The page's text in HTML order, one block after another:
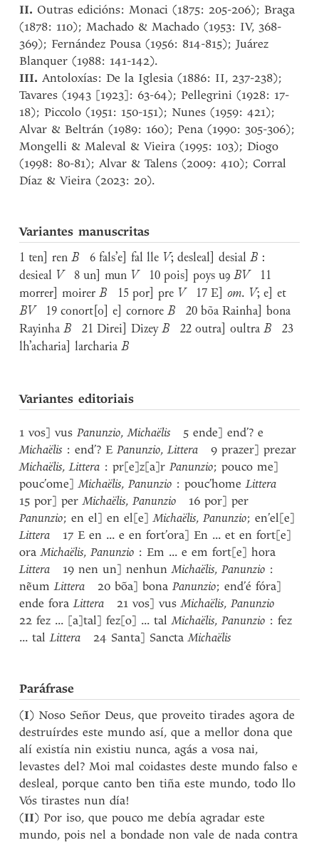
II. Outras edicións: Monaci (1875: 205-206); Braga
(1878: 110); Machado & Machado (1953: IV, 368-
369); Fernández Pousa (1956: 814-815); Juárez
Blanquer (1988: 141-142).
III.Antoloxías: De la Iglesia (1886: II, 237-238);
Tavares (1943 [1923]: 63-64); Pellegrini (1928: 17-
18); Piccolo (1951: 150-151); Nunes (1959: 421);
Alvar & Beltrán (1989: 160); Pena (1990: 305-306);
Mongelli & Maleval & Vieira (1995: 103); Diogo
(1998: 80-81); Alvar & Talens (2009: 410); Corral
Díaz & Vieira (2023: 20).
Variantes manuscritas
1 ten] renB 6 fals’e] fal lle V; desleal] desialB :
desieal V 8 un] mun V 10 pois] poys uꝯBV 11
morrer] moirerB 15 por] pre V 17 E] om. V; e] et
BV 19 conort[o] e] cornoreB 20 bõa Rainha] bona
RayinhaB 21 Direi] DizeyB 22 outra] oultraB 23
lh’acharia] larchariaB
Variantes editoriais
1 vos] vusPanunzio,Michaëlis 5 ende] end’? e
Michaëlis : end’? EPanunzio,Littera 9 prazer] prezar
Michaëlis,Littera : pr[e]z[a]rPanunzio; pouco me]
pouc’ome]Michaëlis, Panunzio : pouc’homeLittera
15 por] perMichaëlis,Panunzio 16 por] per
Panunzio; en el] en el[e]Michaëlis,Panunzio; en’el[e]
Littera 17 E en ... e en fort’ora] En ... et en fort[e]
oraMichaëlis,Panunzio : Em ... e em fort[e] hora
Littera 19 nen un] nenhunMichaëlis,Panunzio :
nẽumLittera 20 bõa] bonaPanunzio; end’é fóra]
ende foraLittera 21 vos] vusMichaëlis,Panunzio
22 fez ... [a]tal] fez[o] ... talMichaëlis,Panunzio : fez
... talLittera 24 Santa] SanctaMichaëlis
Paráfrase
(I) Noso Señor Deus, que proveito tirades agora de
destruírdes este mundo así, que a mellor dona que
alí existía nin existiu nunca, agás a vosa nai,
levastes del? Moi mal coidastes deste mundo falso e
desleal, porque canto ben tiña este mundo, todo llo
Vós tirastes nun día!
(II) Por iso, que pouco me debía agradar este
mundo, pois nel a bondade non vale de nada contra